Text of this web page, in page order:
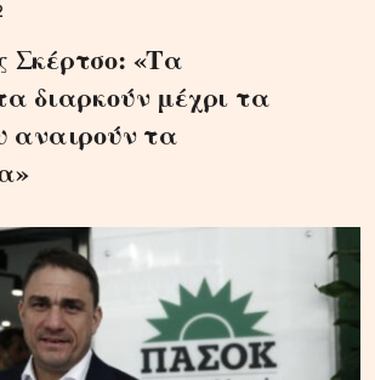
«Τα
διαρκούν μέχρι τα
αναιρούν τα